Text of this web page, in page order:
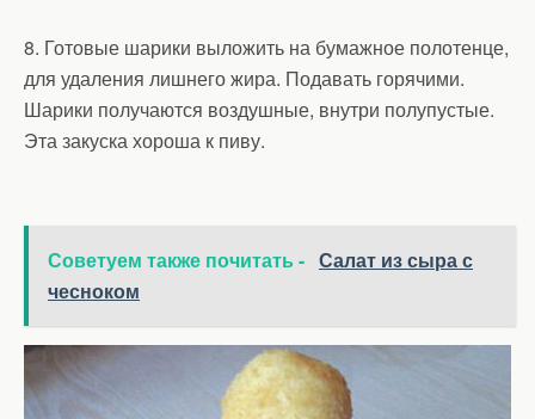
8. Готовые шарики выложить на бумажное полотенце,
для удаления лишнего жира. Подавать горячими.
Шарики получаются воздушные, внутри полупустые.
Эта закуска хороша к пиву.
Советуем также почитать - Салат из сыра с
чесноком